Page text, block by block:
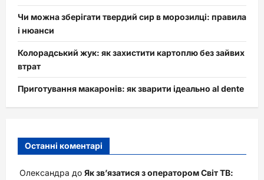
Чи можна зберігати твердий сир в морозилці: правила
і нюанси
Колорадський жук: як захистити картоплю без зайвих
втрат
Приготування макаронів: як зварити ідеально al dente
Останні коментарі
Олександра до Як зв’язатися з оператором Світ ТВ: